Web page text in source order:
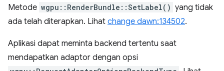
Metode wgpu::RenderBundle::SetLabel() yang tidak
ada telah diterapkan. Lihat change dawn:134502.
Aplikasi dapat meminta backend tertentu saat
mendapatkan adaptor dengan opsi